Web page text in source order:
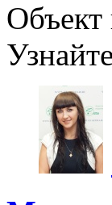
Объект